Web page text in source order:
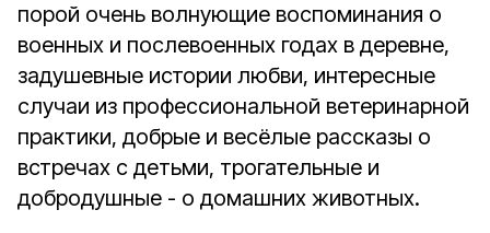
порой очень волнующие воспоминания о
военных и послевоенных годах в деревне,
задушевные истории любви, интересные
случаи из профессиональной ветеринарной
практики, добрые и весёлые рассказы о
встречах с детьми, трогательные и
добродушные - о домашних животных.